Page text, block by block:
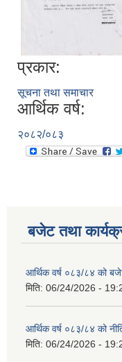
प्रकार:
सूचना तथा समाचार
आर्थिक वर्ष:
२०८२/०८३
बजेट तथा
आर्थिक वर्ष ०८३/८४ को
मिति: 06/24/2026 -
आर्थिक वर्ष ०८३/८४ को
मिति: 06/24/2026 -